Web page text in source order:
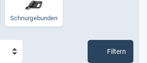
Schnur­ge­bun­den
Filtern